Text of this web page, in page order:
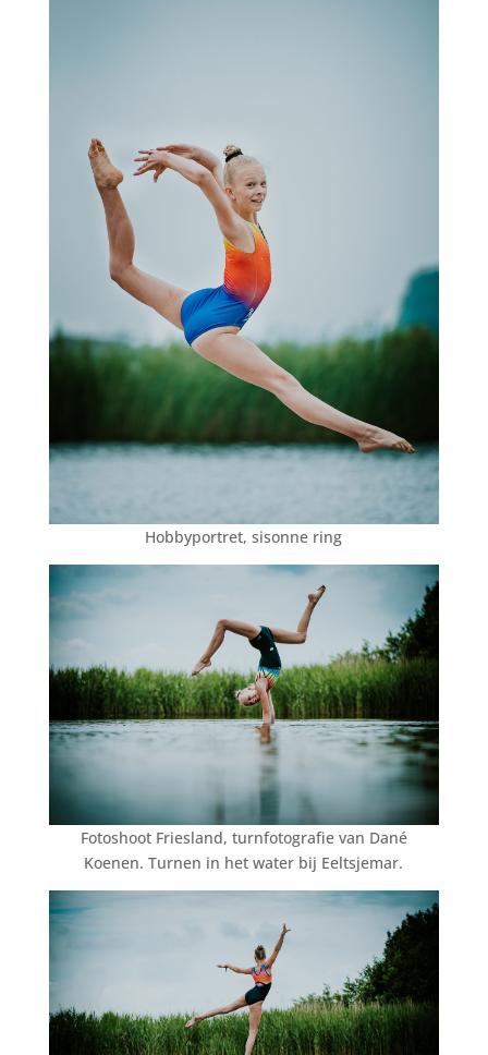
Hobbyportret, sisonne ring
Fotoshoot Friesland, turnfotografie van Dané
Koenen. Turnen in het water bij Eeltsjemar.